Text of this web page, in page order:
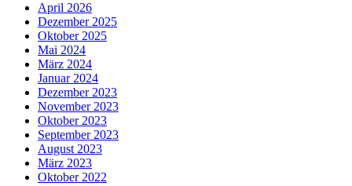
April 2026
Dezember 2025
Oktober 2025
Mai 2024
März 2024
Januar 2024
Dezember 2023
November 2023
Oktober 2023
September 2023
August 2023
März 2023
Oktober 2022